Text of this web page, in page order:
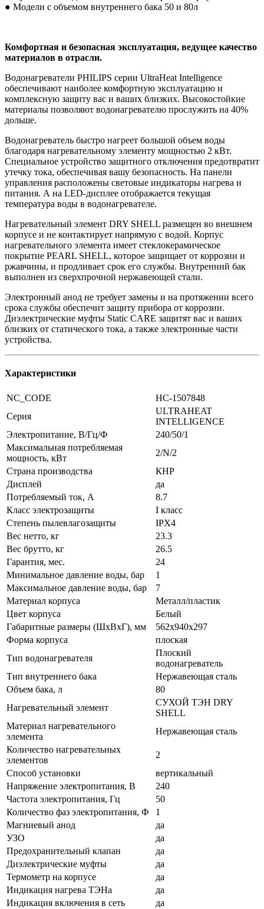
● Модели с объемом внутреннего бака 50 и 80л
Комфортная и безопасная эксплуатация, ведущее качество
материалов в отрасли.
Водонагреватели PHILIPS серии UltraHeat Intelligence
обеспечивают наиболее комфортную эксплуатацию и
комплексную защиту вас и ваших близких. Высокостойкие
материалы позволяют водонагревателю прослужить на 40%
дольше.
Водонагреватель быстро нагреет большой объем воды
благодаря нагревательному элементу мощностью 2 кВт.
Специальное устройство защитного отключения предотвратит
утечку тока, обеспечивая вашу безопасность. На панели
управления расположены световые индикаторы нагрева и
питания. А на LED-дисплее отображается текущая
температура воды в водонагревателе.
Нагревательный элемент DRY SHELL размещен во внешнем
корпусе и не контактирует напрямую с водой. Корпус
нагревательного элемента имеет стеклокерамическое
покрытие PEARL SHELL, которое защищает от коррозии и
ржавчины, и продливает срок его службы. Внутренний бак
выполнен из сверхпрочной нержавеющей стали.
Электронный анод не требует замены и на протяжении всего
срока службы обеспечит защиту прибора от коррозии.
Диэлектрические муфты Static CARE защитят вас и ваших
близких от статического тока, а также электронные части
устройства.
Характеристики
NC_CODE
НС-1507848
Серия
ULTRAHEAT
INTELLIGENCE
Электропитание, В/Гц/Ф
240/50/1
Максимальная потребляемая
мощность, кВт
2/N/2
Страна производства
КНР
Дисплей
да
Потребляемый ток, А
8.7
Класс электрозащиты
I класс
Степень пылевлагозащиты
IPX4
Вес нетто, кг
23.3
Вес брутто, кг
26.5
Гарантия, мес.
24
Минимальное давление воды, бар
1
Максимальное давление воды, бар
7
Материал корпуса
Металл/пластик
Цвет корпуса
Белый
Габаритные размеры (ШxВxГ), мм
562x940x297
Форма корпуса
плоская
Тип водонагревателя
Плоский
водонагреватель
Тип внутреннего бака
Нержавеющая сталь
Объем бака, л
80
Нагревательный элемент
СУХОЙ ТЭН DRY
SHELL
Материал нагревательного
элемента
Нержавеющая сталь
Количество нагревательных
элементов
2
Способ установки
вертикальный
Напряжение электропитания, В
240
Частота электропитания, Гц
50
Количество фаз электропитания, Ф
1
Магниевый анод
да
УЗО
да
Предохранительный клапан
да
Диэлектрические муфты
да
Термометр на корпусе
да
Индикация нагрева ТЭНа
да
Индикация включения в сеть
да